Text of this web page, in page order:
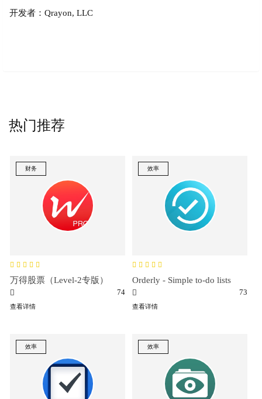
开发者：Qrayon, LLC
热门推荐
财务
万得股票（Level-2专版）
74
查看详情
效率
Orderly - Simple to-do lists
73
查看详情
效率 效率